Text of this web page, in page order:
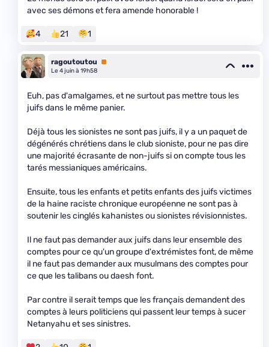
avec ses démons et fera amende honorable !
4 21 1
ragoutoutou
Premium
Le 4 juin à 19h58
Euh, pas d'amalgames, et ne surtout pas mettre tous les
juifs dans le même panier.
Déjà tous les sionistes ne sont pas juifs, il y a un paquet de
dégénérés chrétiens dans le club sioniste, pour ne pas dire
une majorité écrasante de non-juifs si on compte tous les
tarés messianiques américains.
Ensuite, tous les enfants et petits enfants des juifs victimes
de la haine raciste chronique européenne ne sont pas à
soutenir les cinglés kahanistes ou sionistes révisionnistes.
Il ne faut pas demander aux juifs dans leur ensemble des
comptes pour ce qu'un groupe d'extrémistes font, de même
il ne faut pas demander aux musulmans des comptes pour
ce que les talibans ou daesh font.
Par contre il serait temps que les français demandent des
comptes à leurs politiciens qui passent leur temps à sucer
Netanyahu et ses sinistres.